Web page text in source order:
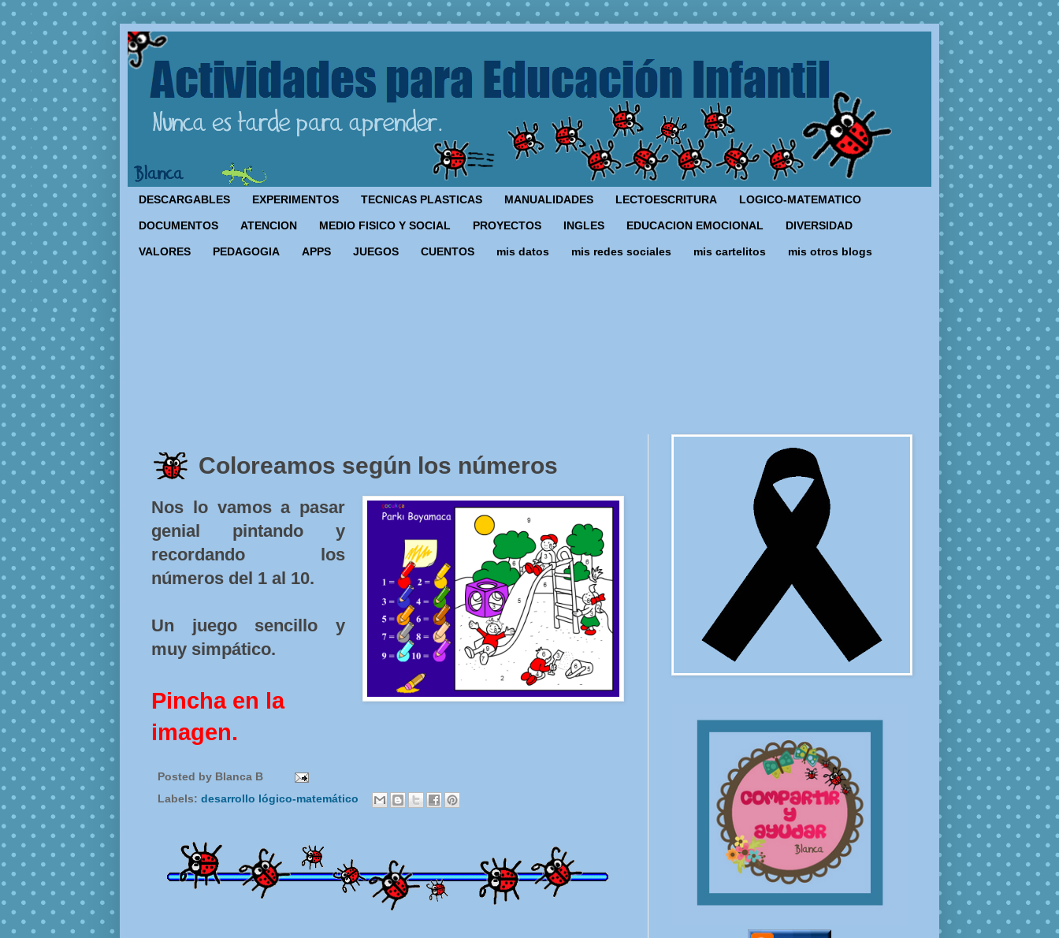
DESCARGABLES EXPERIMENTOS TECNICAS PLASTICAS MANUALIDADES LECTOESCRITURA LOGICO-MATEMATICO
DOCUMENTOS ATENCION MEDIO FISICO Y SOCIAL PROYECTOS INGLES EDUCACION EMOCIONAL DIVERSIDAD
VALORES PEDAGOGIA APPS JUEGOS CUENTOS mis datos mis redes sociales mis cartelitos mis otros blogs
Coloreamos según los números
Nos lo vamos a pasar
genial pintando y
recordando los
números del 1 al 10.
Un juego sencillo y
muy simpático.
Pincha en la
imagen.
Posted by Blanca B
Labels: desarrollo lógico-matemático